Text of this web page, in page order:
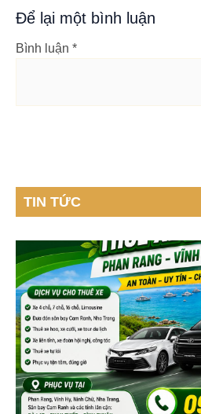
Để lại một bình luận
Bình luận *
TIN TỨC